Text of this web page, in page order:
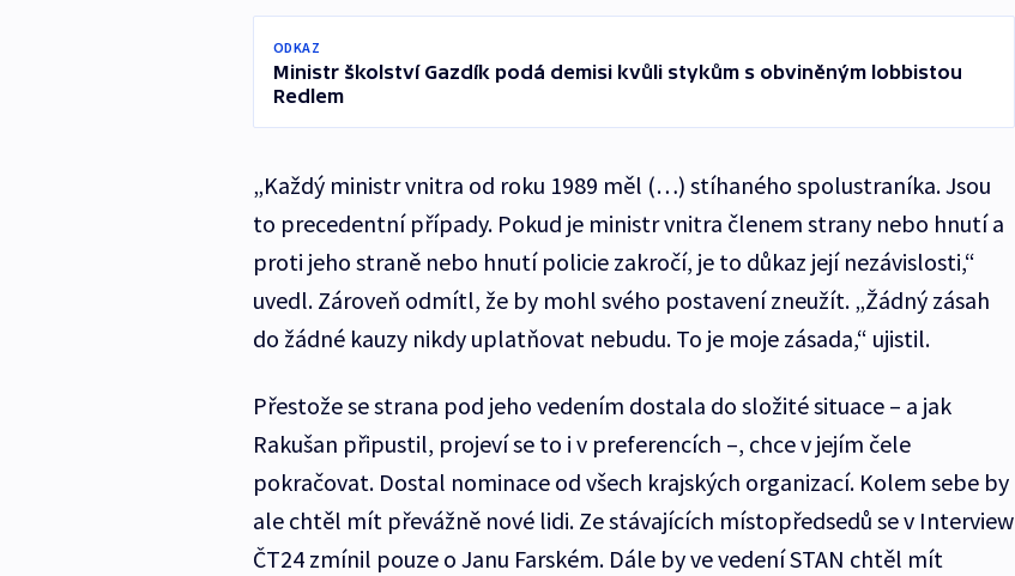
ODKAZ
Ministr školství Gazdík podá demisi kvůli stykům s obviněným lobbistou
Redlem
„Každý ministr vnitra od roku 1989 měl (…) stíhaného spolustraníka. Jsou
to precedentní případy. Pokud je ministr vnitra členem strany nebo hnutí a
proti jeho straně nebo hnutí policie zakročí, je to důkaz její nezávislosti,“
uvedl. Zároveň odmítl, že by mohl svého postavení zneužít. „Žádný zásah
do žádné kauzy nikdy uplatňovat nebudu. To je moje zásada,“ ujistil.
Přestože se strana pod jeho vedením dostala do složité situace – a jak
Rakušan připustil, projeví se to i v preferencích –, chce v jejím čele
pokračovat. Dostal nominace od všech krajských organizací. Kolem sebe by
ale chtěl mít převážně nové lidi. Ze stávajících místopředsedů se v Interview
ČT24 zmínil pouze o Janu Farském. Dále by ve vedení STAN chtěl mít